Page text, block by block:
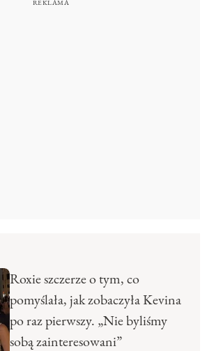
Roxie szczerze o tym, co
pomyślała, jak zobaczyła Kevina
po raz pierwszy. „Nie byliśmy
sobą zainteresowani”